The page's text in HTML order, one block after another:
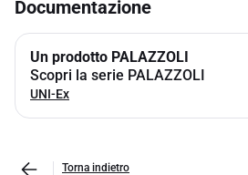
Documentazione
Un prodotto PALAZZOLI
Scopri la serie PALAZZOLI
UNI-Ex
Torna indietro